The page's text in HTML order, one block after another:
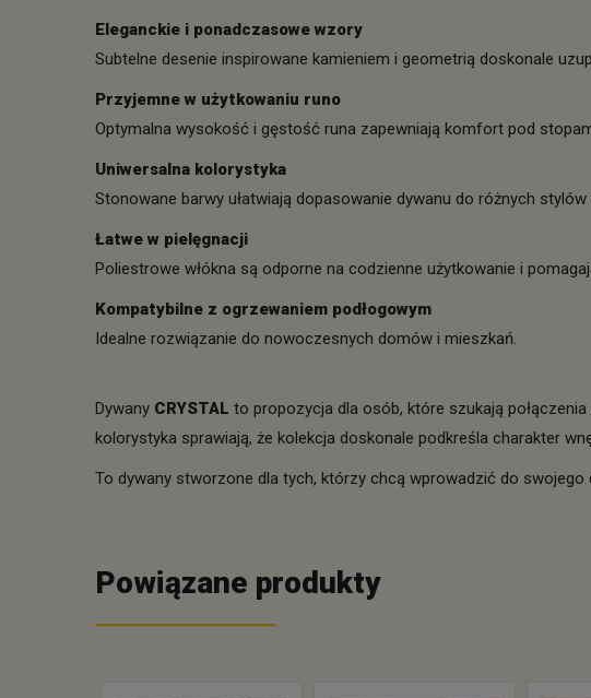
Eleganckie i ponadczasowe wzory
Subtelne desenie inspirowane kamieniem i geometrią doskonale
Przyjemne w użytkowaniu runo
Optymalna wysokość i gęstość runa zapewniają komfort pod
Uniwersalna kolorystyka
Stonowane barwy ułatwiają dopasowanie dywanu do różnych stylów
Łatwe w pielęgnacji
Poliestrowe włókna są odporne na codzienne użytkowanie i
Kompatybilne z ogrzewaniem podłogowym
Idealne rozwiązanie do nowoczesnych domów i mieszkań.
Dywany CRYSTAL to propozycja dla osób, które szukają
kolorystyka sprawiają, że kolekcja doskonale podkreśla charakter
To dywany stworzone dla tych, którzy chcą wprowadzić do
Powiązane produkty